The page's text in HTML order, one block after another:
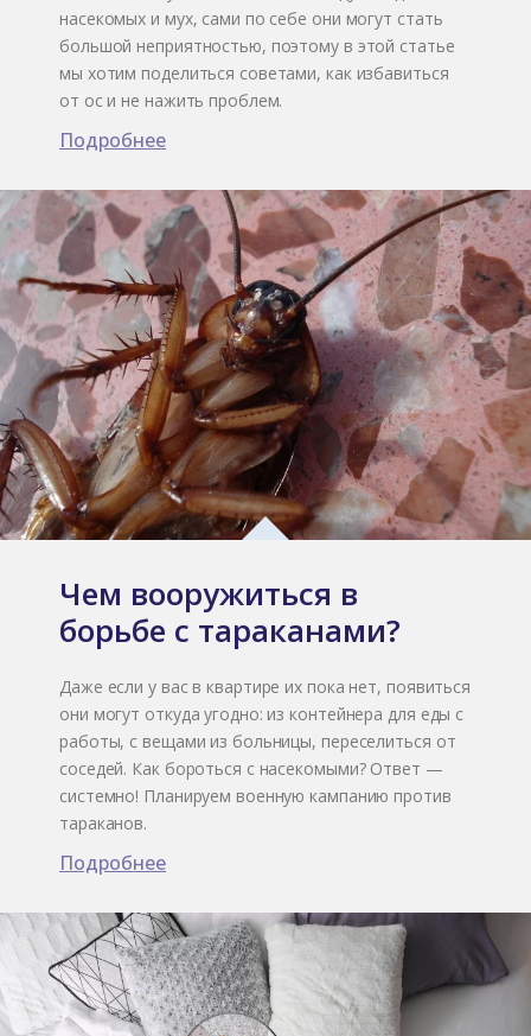
насекомых и мух, сами по себе они могут стать
большой неприятностью, поэтому в этой статье
мы хотим поделиться советами, как избавиться
от ос и не нажить проблем.
Подробнее
Чем вооружиться в
борьбе с тараканами?
Даже если у вас в квартире их пока нет, появиться
они могут откуда угодно: из контейнера для еды с
работы, с вещами из больницы, переселиться от
соседей. Как бороться с насекомыми? Ответ —
системно! Планируем военную кампанию против
тараканов.
Подробнее